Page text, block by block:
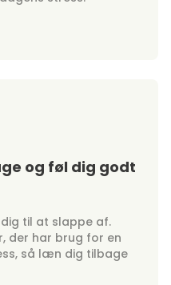
og føl dig godt
til at slappe af.
der har brug for en
så læn dig tilbage